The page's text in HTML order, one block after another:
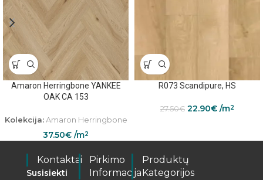
Amaron Herringbone YANKEE
OAK CA 153
Kolekcija:Amaron Herringbone
37.50€ /m2
R073 Scandipure, HS
27.50€ 22.90€ /m2
Kontaktai
Susisiekti
Pirkimo
Informacija
Produktų
Kategorijos